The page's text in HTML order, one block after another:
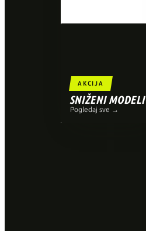
AKCIJA
SNIŽENI MODELI
Pogledaj sve →